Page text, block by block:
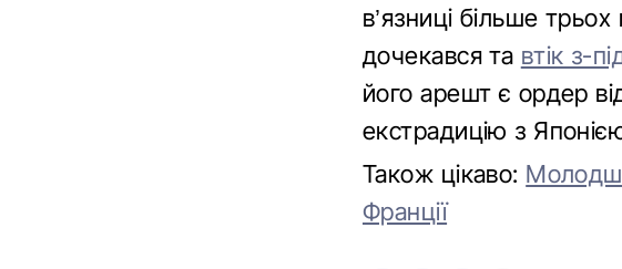
в’язниці більше
дочекався та втік з-
його арешт є ордер
екстрадицію з
Також цікаво:
Франції